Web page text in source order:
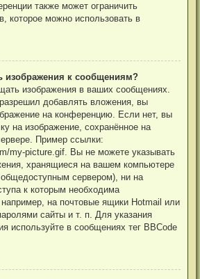
также может ограничить
которое можно использовать в
изображения к сообщениям?
изображения в ваших сообщениях.
добавлять вложения, вы
на конференцию. Если нет, вы
на изображение, сохранённое на
Пример ссылки:
my-picture.gif. Вы не можете указывать
хранящиеся на вашем компьютере
сервером), ни на
к которым необходима
например, на почтовые ящики Hotmail или
сайты и т. п. Для указания
используйте в сообщениях тег BBCode